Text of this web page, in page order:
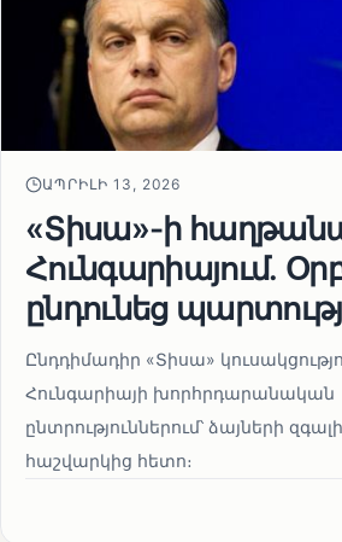
ԱՊՐԻԼԻ 13, 2026
«Տիսա»-ի
Հունգարիայում․
ընդունեց
Ընդդիմադիր «Տիսա»
Հունգարիայի խորհրդարանական
ընտրություններում՝ ձայների
հաշվարկից հետո։